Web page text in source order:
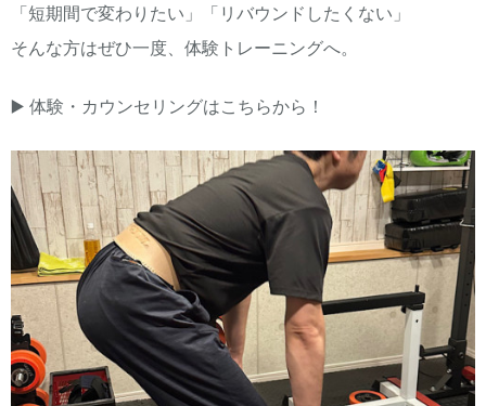
「短期間で変わりたい」「リバウンドしたくない」
そんな方はぜひ一度、体験トレーニングへ。
▶️ 体験・カウンセリングはこちらから！